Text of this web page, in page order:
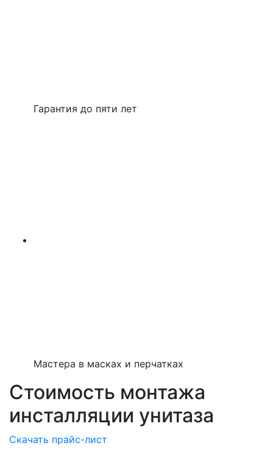
Гарантия до пяти лет
Мастера в масках и перчатках
Стоимость монтажа
инсталляции унитаза
Скачать прайс-лист